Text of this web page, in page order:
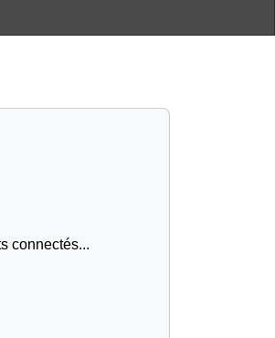
connectés...